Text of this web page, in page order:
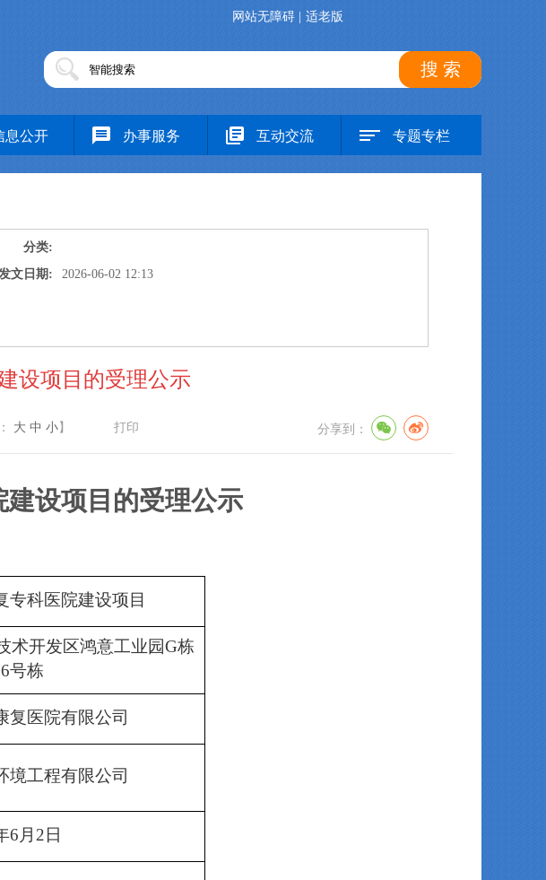
网站无障碍 适老版
搜 索
息公开 办事服务 互动交流 专题专栏
分类:
文日期:
2026-06-02 12:13
设项目的受理公示
大 中 小】 打印 分享到：
设项目 的受理公示
专科医院建设项目
术开发区鸿意工业园G栋
号栋
复医院有限公司
境工程有限公司
6月2日